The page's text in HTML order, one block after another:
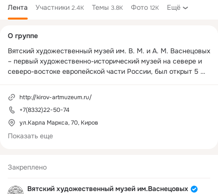
Лента Участники 2.4K Темы 3.8K Фото 12K Ещё
Закреплено
Вятский художественный музей им.Васнецовых
колонка
О группе
Вятский художественный музей им. В. М. и А. М. Васнецовых
– первый художественно-исторический музей на севере и
северо-востоке европейской части России, был открыт 5
Основание музея и комплектование его первой коллекции
связано с именами художников-земляков Виктора и
Аполлинария Васнецовых. Именно им принадлежит идея
создания художественного музея в родном городе.
http://kirov-artmuzeum.ru/
+7(8332)22-50-74
ул.Карла Маркса, 70, Киров
Показать еще